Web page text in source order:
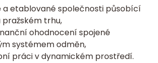
a etablované společnosti působící
trhu,
ohodnocení spojené
systémem odměn,
práci v dynamickém prostředí.